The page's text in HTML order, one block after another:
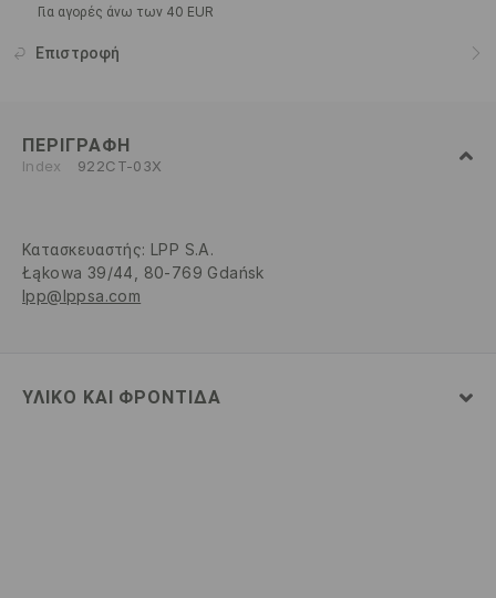
Για αγορές άνω των 40 EUR
Επιστροφή
ΠΕΡΙΓΡΑΦΉ
Index 922CT-03X
Κατασκευαστής: LPP S.A.
Łąkowa 39/44, 80-769 Gdańsk
lpp@lppsa.com
ΥΛΙΚΌ ΚΑΙ ΦΡΟΝΤΊΔΑ